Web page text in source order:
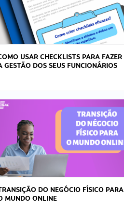
USAR CHECKLISTS PARA FAZER
GESTÃO DOS SEUS FUNCIONÁRIOS
DO NEGÓCIO FÍSICO PARA
MUNDO ONLINE